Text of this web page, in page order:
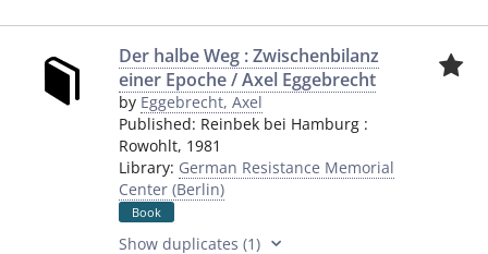
Der halbe Weg : Zwischenbilanz
einer Epoche / Axel Eggebrecht
by Eggebrecht, Axel
Published: Reinbek bei Hamburg :
Rowohlt, 1981
Library: German Resistance Memorial
Center (Berlin)
Book
Show duplicates (1)